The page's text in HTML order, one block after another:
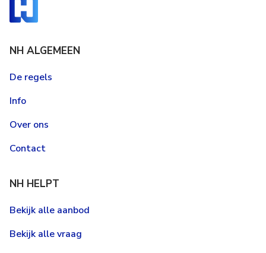
NH ALGEMEEN
De regels
Info
Over ons
Contact
NH HELPT
Bekijk alle aanbod
Bekijk alle vraag